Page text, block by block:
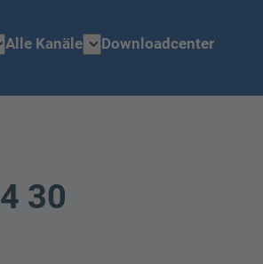
Alle Kanäle expand_moreDownloadcenter
30